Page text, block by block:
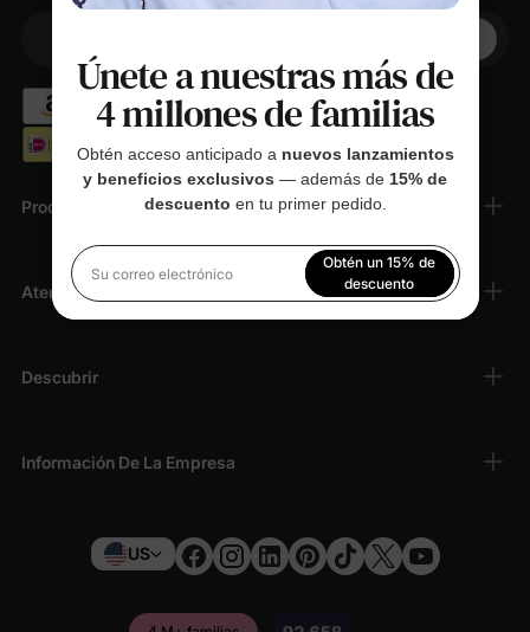
Productos
Atención Al Cliente
Descubrir
Información De La Empresa
Su teléfono
US
Únete a nuestras más de
4 millones de familias
Obtén acceso anticipado a nuevos lanzamientos
y beneficios exclusivos — además de 15% de
descuento en tu primer pedido.
Su correo electrónico
Obtén un 15% de
descuento